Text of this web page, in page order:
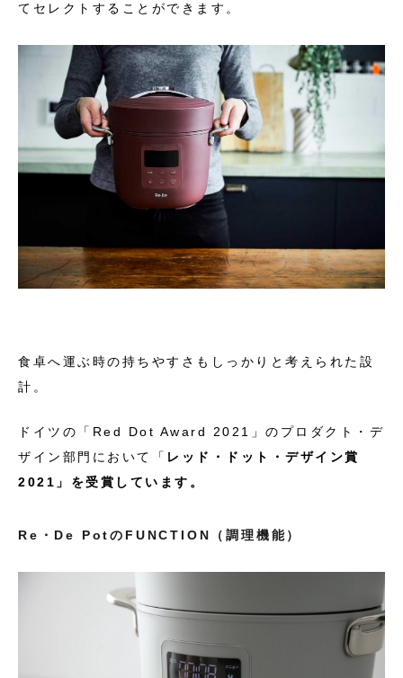
てセレクトすることができます。
食卓へ運ぶ時の持ちやすさもしっかりと考えられた設
計。
ドイツの「Red Dot Award 2021」のプロダクト・デ
ザイン部門において「 レッド・ドット・デザイン賞
2021」を受賞しています。
Re・De PotのFUNCTION（調理機能）